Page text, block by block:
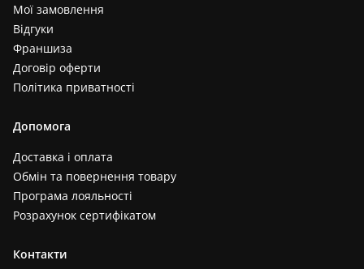
Мої замовлення
Відгуки
Франшиза
Договір оферти
Політика приватності
Допомога
Доставка і оплата
Обмін та повернення товару
Програма лояльності
Розрахунок сертифікатом
Контакти